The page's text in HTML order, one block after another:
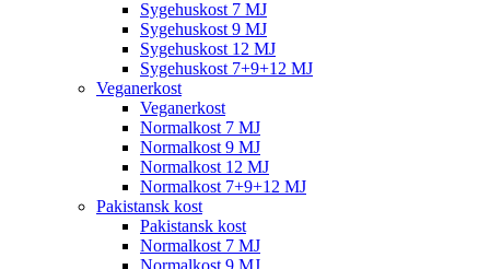
Sygehuskost 7 MJ
Sygehuskost 9 MJ
Sygehuskost 12 MJ
Sygehuskost 7+9+12 MJ
Veganerkost
Veganerkost
Normalkost 7 MJ
Normalkost 9 MJ
Normalkost 12 MJ
Normalkost 7+9+12 MJ
Pakistansk kost
Pakistansk kost
Normalkost 7 MJ
Normalkost 9 MJ